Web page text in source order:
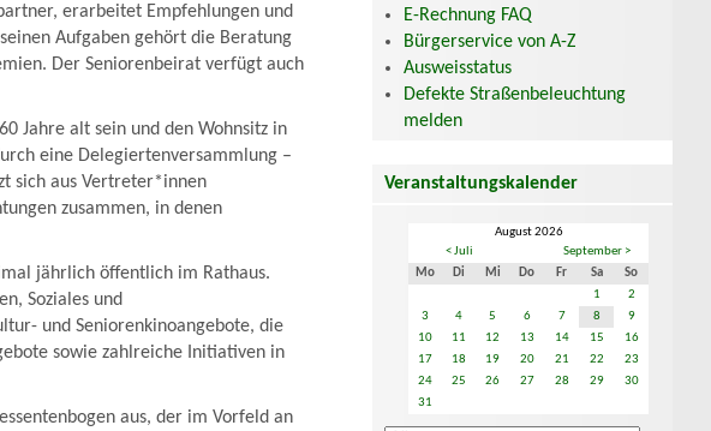
erarbeitet Empfehlungen und
Aufgaben gehört die Beratung
Der Seniorenbeirat verfügt auch
Jahre alt sein und den Wohnsitz in
eine Delegiertenversammlung –
sich aus Vertreter*innen
zusammen, in denen
jährlich öffentlich im Rathaus.
Soziales und
und Seniorenkinoangebote, die
sowie zahlreiche Initiativen in
aus, der im Vorfeld an
E-Rechnung FAQ
Bürgerservice von A-Z
Ausweisstatus
Defekte Straßenbeleuchtung
melden
Veranstaltungskalender
August 2026
< Juli
September >
Mo
Di Mi Do Fr Sa
So
1
2
3
4 5 6 7 8
9
10
11 12 13 14 15
16
17
18 19 20 21 22
23
24
25 26 27 28 29
30
31